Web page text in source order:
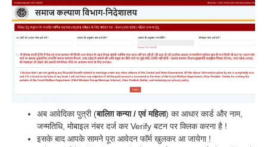
अब आवेदिका पुत्री (बालिग़ कन्या / एवं महिला) का आधार कार्ड और नाम,
जन्मतिधि, मोबाइल नंबर दर्ज कर Verify बटन पर क्लिक करना है !
इसके बाद आपके सामने पूरा आवेदन फॉर्म खुलकर आ जायेगा !